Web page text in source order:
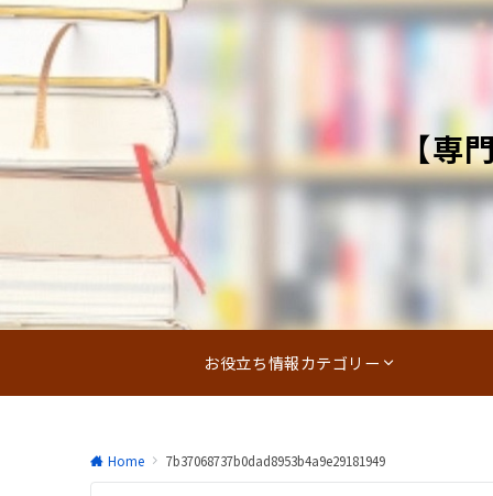
【専
お役立ち情報カテゴリー
Home 7b37068737b0dad8953b4a9e29181949